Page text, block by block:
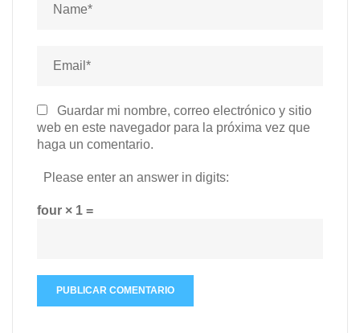
Guardar mi nombre, correo electrónico y sitio
web en este navegador para la próxima vez que
haga un comentario.
Please enter an answer in digits:
four × 1 =